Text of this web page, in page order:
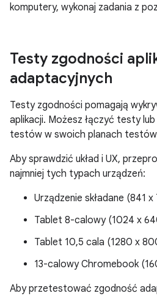
komputery, wykonaj zadania z
Testy zgodności
adaptacyjnych
Testy zgodności pomagają
aplikacji. Możesz łączyć testy
testów w swoich planach
Aby sprawdzić układ i UX,
najmniej tych typach urządzeń:
Urządzenie składane (841 x
Tablet 8-calowy (1024 x
Tablet 10,5 cala (1280 x
13-calowy Chromebook
Aby przetestować zgodność